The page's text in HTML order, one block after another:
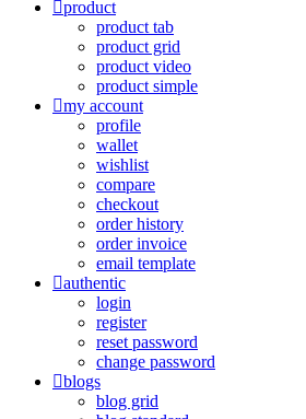
product
product tab
product grid
product video
product simple
my account
profile
wallet
wishlist
compare
checkout
order history
order invoice
email template
authentic
login
register
reset password
change password
blogs
blog grid